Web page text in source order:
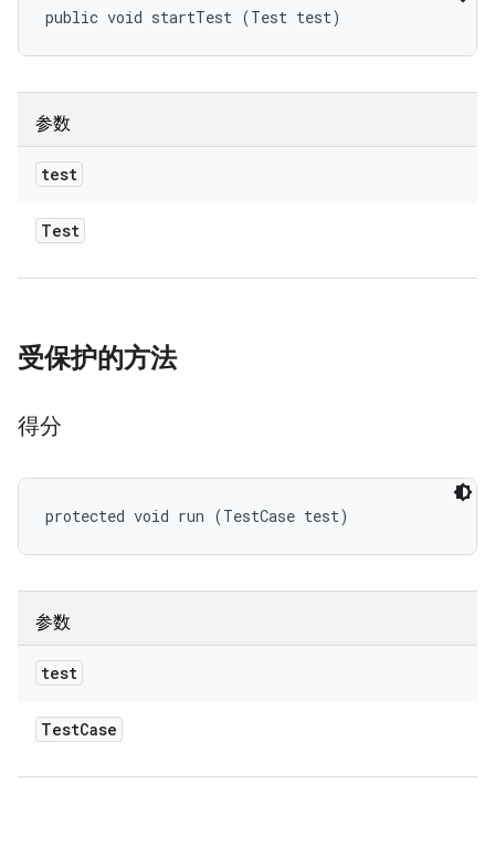
public void startTest (Test test)
参数
test
Test
受保护的方法
得分
protected void run (TestCase test)
参数
test
TestCase